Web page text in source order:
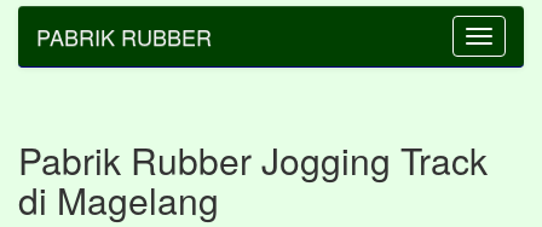
Toggle
PABRIK RUBBER
Pabrik Rubber Jogging Track
di Magelang